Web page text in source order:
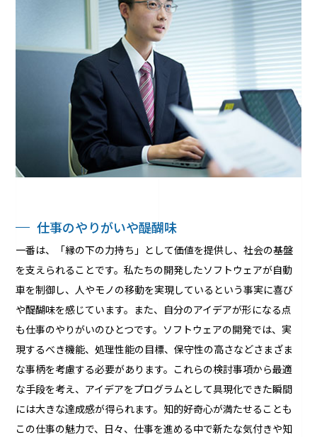
仕事のやりがいや醍醐味
一番は、「縁の下の力持ち」として価値を提供し、社会の基盤
を支えられることです。私たちの開発したソフトウェアが自動
車を制御し、人やモノの移動を実現しているという事実に喜び
や醍醐味を感じています。また、自分のアイデアが形になる点
も仕事のやりがいのひとつです。ソフトウェアの開発では、実
現するべき機能、処理性能の目標、保守性の高さなどさまざま
な事柄を考慮する必要があります。これらの検討事項から最適
な手段を考え、アイデアをプログラムとして具現化できた瞬間
には大きな達成感が得られます。知的好奇心が満たせることも
この仕事の魅力で、日々、仕事を進める中で新たな気付きや知